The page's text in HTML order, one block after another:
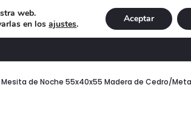
ILUMINACIÓN NAVIDAD
Mesita de Noche 55x40x55 Madera de Cedro/
web.
en losajustes. Aceptar